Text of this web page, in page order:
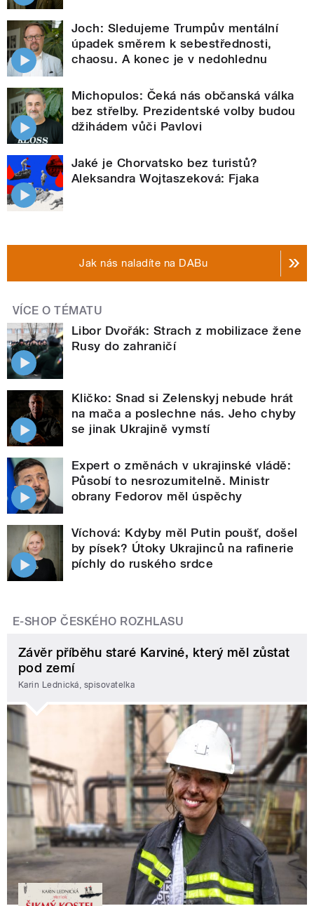
Joch: Sledujeme Trumpův mentální
úpadek směrem k sebestřednosti,
chaosu. A konec je v nedohlednu
Michopulos: Čeká nás občanská válka
bez střelby. Prezidentské volby budou
džihádem vůči Pavlovi
Jaké je Chorvatsko bez turistů?
Aleksandra Wojtaszeková: Fjaka
Jak nás naladíte na DABu
VÍCE O TÉMATU
Libor Dvořák: Strach z mobilizace žene
Rusy do zahraničí
Kličko: Snad si Zelenskyj nebude hrát
na mača a poslechne nás. Jeho chyby
se jinak Ukrajině vymstí
Expert o změnách v ukrajinské vládě:
Působí to nesrozumitelně. Ministr
obrany Fedorov měl úspěchy
Víchová: Kdyby měl Putin poušť, došel
by písek? Útoky Ukrajinců na rafinerie
píchly do ruského srdce
E-SHOP ČESKÉHO ROZHLASU
Závěr příběhu staré Karviné, který měl zůstat
pod zemí
Karin Lednická, spisovatelka